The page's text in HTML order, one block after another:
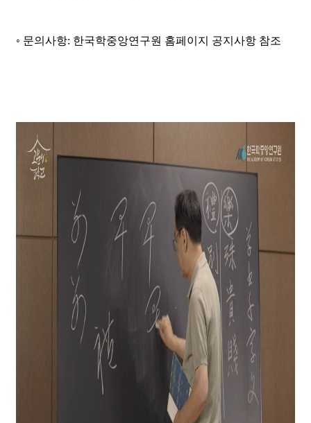
◦ 문의사항: 한국학중앙연구원 홈페이지 공지사항 참조